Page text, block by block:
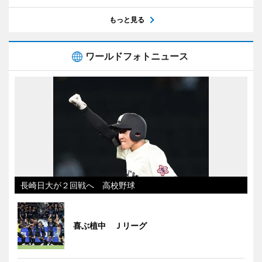
もっと見る
ワールドフォトニュース
長崎日大が２回戦へ 高校野球
喜ぶ植中 Ｊリーグ